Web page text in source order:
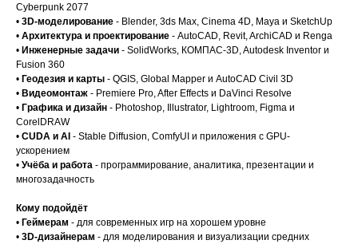
Cyberpunk 2077
• 3D-моделирование - Blender, 3ds Max, Cinema 4D, Maya и SketchUp
• Архитектура и проектирование - AutoCAD, Revit, ArchiCAD и Renga
• Инженерные задачи - SolidWorks, КОМПАС-3D, Autodesk Inventor и
Fusion 360
• Геодезия и карты - QGIS, Global Mapper и AutoCAD Civil 3D
• Видеомонтаж - Premiere Pro, After Effects и DaVinci Resolve
• Графика и дизайн - Photoshop, Illustrator, Lightroom, Figma и
CorelDRAW
• CUDA и AI - Stable Diffusion, ComfyUI и приложения с GPU-
ускорением
• Учёба и работа - программирование, аналитика, презентации и
многозадачность
Кому подойдёт
• Геймерам - для современных игр на хорошем уровне
• 3D-дизайнерам - для моделирования и визуализации средних